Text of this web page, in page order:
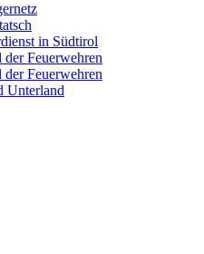
in Südtirol
der Feuerwehren
der Feuerwehren
Unterland